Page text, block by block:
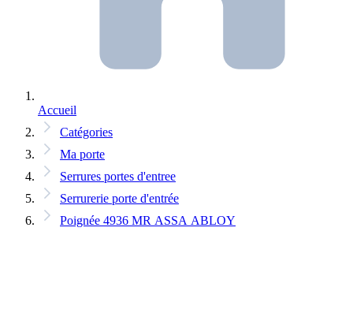
Accueil
Catégories
Ma porte
Serrures portes d'entree
Serrurerie porte d'entrée
Poignée 4936 MR ASSA ABLOY